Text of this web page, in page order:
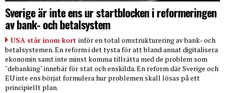
Sverige är inte ens ur startblocken i reformeringen
av bank- och betalsystem
USA står inom kort inför en total omstrukturering av bank- och
betalsystemen. En reform i det tysta för att bland annat digitalisera
ekonomin samt inte minst komma tillrätta med de problem som
"debanking" innebär för stat och enskilda. En reform där Sverige och
EU inte ens börjat formulera hur problemen skall lösas på ett
principiellt plan.